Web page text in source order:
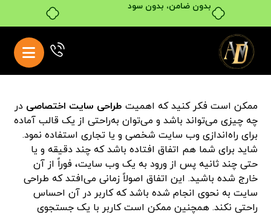
بدون ضامن، بدون سود
ممکن است فکر کنید که اهمیت طراحی سایت اختصاصی در
چه چیزی می‌تواند باشد و می‌توان به‌راحتی از یک قالب آماده
برای راه‌اندازی وب سایت شخصی و یا تجاری استفاده نمود.
شاید برای شما هم اتفاق افتاده باشد که چند دقیقه و یا
حتی چند ثانیه پس از ورود به یک وب سایت، فوراً از آن
خارج شده باشید. این اتفاق اصولاً زمانی می‌افتد که طراحی
سایت به نحوی انجام شده باشد که کاربر در آن احساس
راحتی نکند. همچنین ممکن است کاربر با یک جستجوی